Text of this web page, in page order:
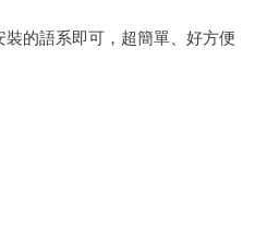
的語系即可，超簡單、好方便